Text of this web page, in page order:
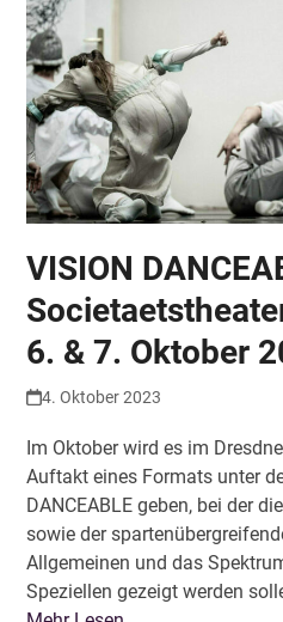
VISION
6. & 7. Oktober
4. Oktober 2023
Im Oktober wird es im
Auftakt eines Formats unter
DANCEABLE geben, bei der
sowie der
Allgemeinen und das
Speziellen gezeigt werden